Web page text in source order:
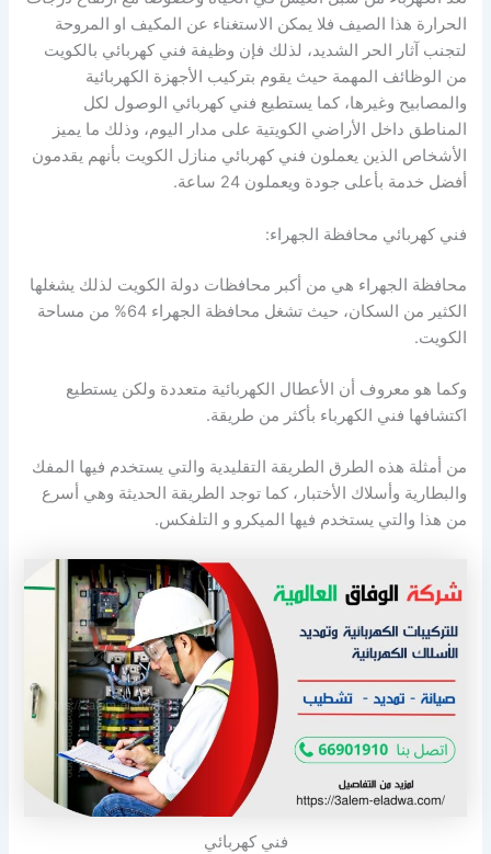
الحرارة هذا الصيف فلا يمكن الاستغناء عن المكيف او المروحة
لتجنب آثار الحر الشديد، لذلك فإن وظيفة فني كهربائي بالكويت
من الوظائف المهمة حيث يقوم بتركيب الأجهزة الكهربائية
والمصابيح وغيرها، كما يستطيع فني كهربائي الوصول لكل
المناطق داخل الأراضي الكويتية على مدار اليوم، وذلك ما يميز
الأشخاص الذين يعملون فني كهربائي منازل الكويت بأنهم يقدمون
أفضل خدمة بأعلى جودة ويعملون 24 ساعة.
فني كهربائي محافظة الجهراء:
محافظة الجهراء هي من أكبر محافظات دولة الكويت لذلك يشغلها
الكثير من السكان، حيث تشغل محافظة الجهراء 64% من مساحة
الكويت.
وكما هو معروف أن الأعطال الكهربائية متعددة ولكن يستطيع
اكتشافها فني الكهرباء بأكثر من طريقة.
من أمثلة هذه الطرق الطريقة التقليدية والتي يستخدم فيها المفك
والبطارية وأسلاك الأختبار، كما توجد الطريقة الحديثة وهي أسرع
من هذا والتي يستخدم فيها الميكرو و التلفكس.
فني كهربائي